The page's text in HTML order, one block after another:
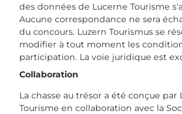
des données de Lucerne Tourisme
Aucune correspondance ne sera
du concours. Luzern Tourismus se
modifier à tout moment les
participation. La voie juridique est
Collaboration
La chasse au trésor a été conçue par
Tourisme en collaboration avec la